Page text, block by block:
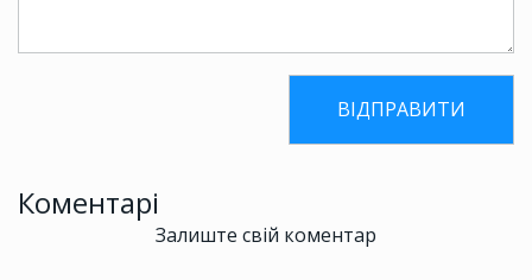
Коментарі
Залиште свій коментар